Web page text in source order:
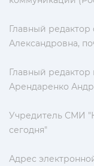
Главный
Александровна,
Главный редактор
Арендаренко
Учредитель СМИ
сегодня"
Адрес